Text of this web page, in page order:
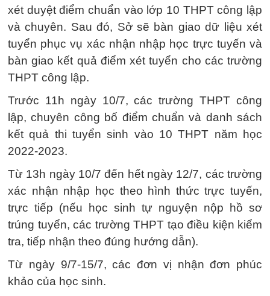
xét duyệt điểm chuẩn vào lớp 10 THPT công lập
và chuyên. Sau đó, Sở sẽ bàn giao dữ liệu xét
tuyển phục vụ xác nhận nhập học trực tuyến và
bàn giao kết quả điểm xét tuyển cho các trường
THPT công lập.
Trước 11h ngày 10/7, các trường THPT công
lập, chuyên công bố điểm chuẩn và danh sách
kết quả thi tuyển sinh vào 10 THPT năm học
2022-2023.
Từ 13h ngày 10/7 đến hết ngày 12/7, các trường
xác nhận nhập học theo hình thức trực tuyến,
trực tiếp (nếu học sinh tự nguyện nộp hồ sơ
trúng tuyển, các trường THPT tạo điều kiện kiểm
tra, tiếp nhận theo đúng hướng dẫn).
Từ ngày 9/7-15/7, các đơn vị nhận đơn phúc
khảo của học sinh.